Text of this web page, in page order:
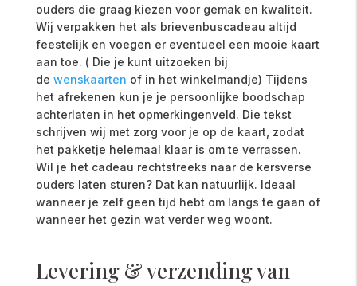
ouders die graag kiezen voor gemak en kwaliteit.
Wij verpakken het als brievenbuscadeau altijd
feestelijk en voegen er eventueel een mooie kaart
aan toe. ( Die je kunt uitzoeken bij
de wenskaarten of in het winkelmandje) Tijdens
het afrekenen kun je je persoonlijke boodschap
achterlaten in het opmerkingenveld. Die tekst
schrijven wij met zorg voor je op de kaart, zodat
het pakketje helemaal klaar is om te verrassen.
Wil je het cadeau rechtstreeks naar de kersverse
ouders laten sturen? Dat kan natuurlijk. Ideaal
wanneer je zelf geen tijd hebt om langs te gaan of
wanneer het gezin wat verder weg woont.
Levering & verzending van